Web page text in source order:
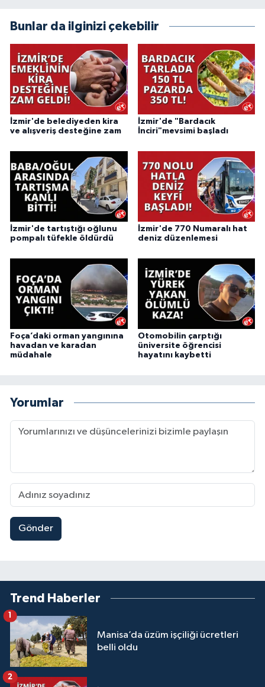
Bunlar da ilginizi çekebilir
İzmir'de belediyeden kira
ve alışveriş desteğine zam
İzmir'de "Bardacık
İnciri"mevsimi başladı
İzmir'de tartıştığı oğlunu
pompalı tüfekle öldürdü
İzmir'de 770 Numaralı hat
deniz düzenlemesi
Foça’daki orman yangınına
havadan ve karadan
müdahale
Otomobilin çarptığı
üniversite öğrencisi
hayatını kaybetti
Yorumlar
Gönder
Trend Haberler
Manisa’da üzüm işçiliği ücretleri
belli oldu
1
2